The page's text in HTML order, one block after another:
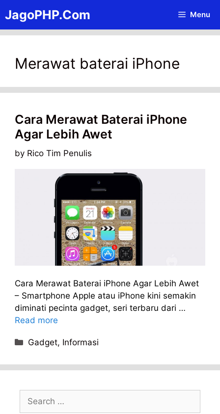
to
content
JagoPHP.Com Menu
Merawat baterai iPhone
Cara Merawat Baterai iPhone
Agar Lebih Awet
by Rico Tim Penulis
Cara Merawat Baterai iPhone Agar Lebih Awet
– Smartphone Apple atau iPhone kini semakin
diminati pecinta gadget, seri terbaru dari …
Read more
Categories
Gadget, Informasi
Search
for: